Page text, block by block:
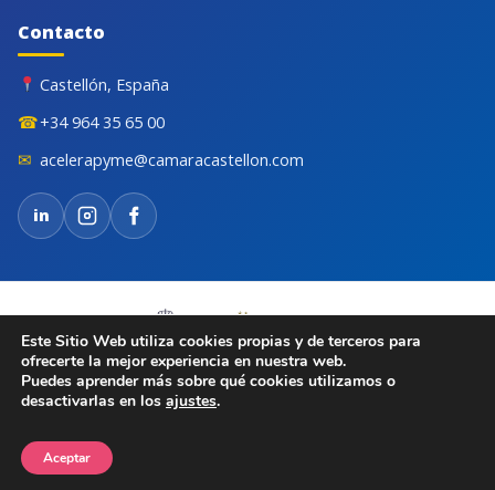
Contacto
Castellón, España
☎+34 964 35 65 00
✉ acelerapyme@camaracastellon.com
in
© 2026 Cámara de Comercio de Castellón. Todos los derechos
Aviso legal
Privacidad
Este Sitio Web utiliza cookies propias y de terceros para
ofrecerte la mejor experiencia en nuestra web.
Puedes aprender más sobre qué cookies utilizamos o
desactivarlas en los ajustes.
Aceptar